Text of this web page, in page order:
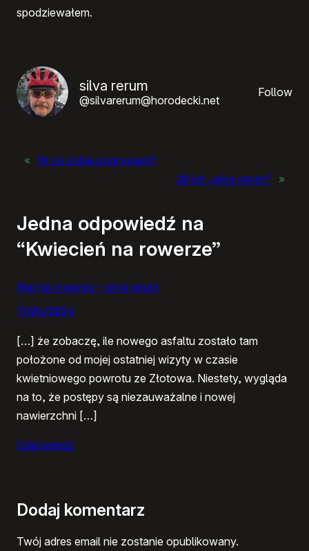
spodziewałem.
silva rerum
@silvarerum@horodecki.net
Follow
« W co sobie pogrywam?
20 lat „silva rerum” »
Jedna odpowiedź na
“Kwiecień na rowerze”
Maj na rowerze – silva rerum
11/06/2024
[…] że zobaczę, ile nowego asfaltu zostało tam
położone od mojej ostatniej wizyty w czasie
kwietniowego powrotu ze Złotowa. Niestety, wygląda
na to, że postępy są niezauważalne i nowej
nawierzchni […]
Odpowiedz
Dodaj komentarz
Twój adres email nie zostanie opublikowany.